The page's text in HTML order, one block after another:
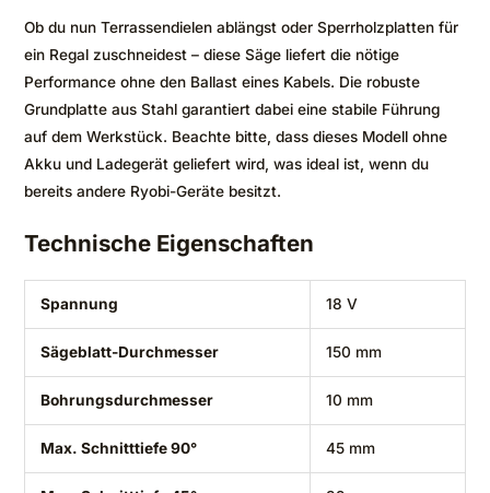
Ob du nun Terrassendielen ablängst oder Sperrholzplatten für
ein Regal zuschneidest – diese Säge liefert die nötige
Performance ohne den Ballast eines Kabels. Die robuste
Grundplatte aus Stahl garantiert dabei eine stabile Führung
auf dem Werkstück. Beachte bitte, dass dieses Modell ohne
Akku und Ladegerät geliefert wird, was ideal ist, wenn du
bereits andere Ryobi-Geräte besitzt.
Technische Eigenschaften
Spannung 18 V
Sägeblatt-Durchmesser 150 mm
Bohrungsdurchmesser 10 mm
Max. Schnitttiefe 90° 45 mm